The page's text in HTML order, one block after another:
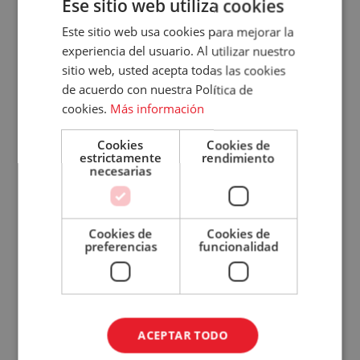
Tu
Cuenta
Email
Contraseña
¿Has olvidado tu contraseña?
Volver atrás
Posts Relacionados
compras
Ese sitio web utiliza cookies
Este sitio web usa cookies para mejorar la
experiencia del usuario. Al utilizar nuestro
sitio web, usted acepta todas las cookies
de acuerdo con nuestra Política de
cookies. Más información
Cookies
estrictamente
necesarias
Cookies de
rendimiento
Cookies de
preferencias
Cookies de
funcionalidad
ACEPTAR TODO